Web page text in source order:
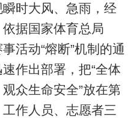
时大风、急雨，经
据国家体育总局
活动“熔断”机制的通
作出部署，把“全体
众生命安全”放在第
作人员、志愿者三